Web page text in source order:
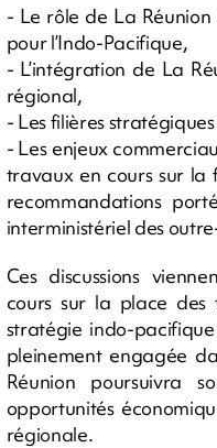
- Le rôle de La
pour l’Indo-Pacifique,
- L’intégration de La
régional,
- Les filières
- Les enjeux
travaux en cours sur la
recommandations
interministériel des
Ces discussions
cours sur la place des
stratégie indo-
pleinement engagée
Réunion poursuivra
opportunités
régionale.